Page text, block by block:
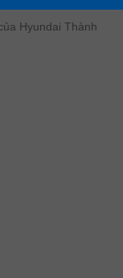
Hyundai Thành